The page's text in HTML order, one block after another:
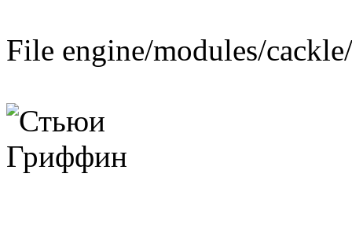
File engine/modules/